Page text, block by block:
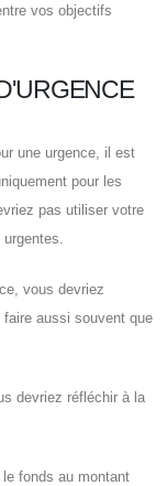
vos objectifs
une urgence, il est
pour les
pas utiliser votre
vous devriez
aussi souvent que
devriez réfléchir à la
fonds au montant